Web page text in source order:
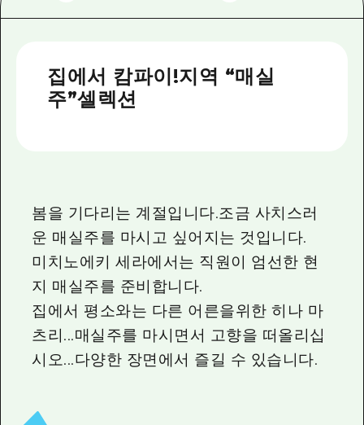
사진 다운로드
재해가 발생했을 때의 교통 정보
집에서 캄파이!지역 “매실
주”셀렉션
봄을 기다리는 계절입니다.조금 사치스러
운 매실주를 마시고 싶어지는 것입니다.
미치노에키 세라에서는 직원이 엄선한 현
지 매실주를 준비합니다.
집에서 평소와는 다른 어른을위한 히나 마
츠리...매실주를 마시면서 고향을 떠올리십
시오...다양한 장면에서 즐길 수 있습니다.